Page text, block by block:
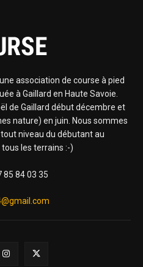
association de course à pied
à Gaillard en Haute Savoie.
de Gaillard début décembre et
nature) en juin. Nous sommes
niveau du débutant au
les terrains :-)
85 84 03 35